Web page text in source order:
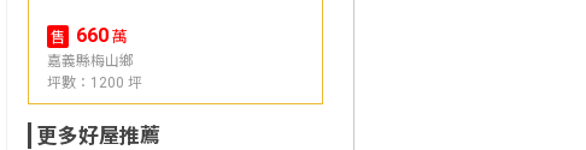
售 660 萬
嘉義縣梅山鄉
坪數：1200 坪
更多好屋推薦